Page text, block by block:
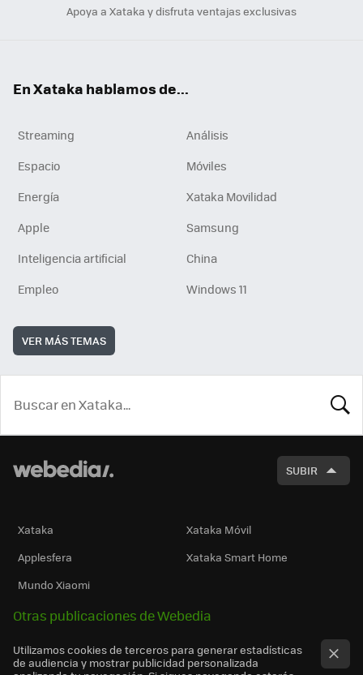
Apoya a Xataka y disfruta ventajas exclusivas
En Xataka hablamos de...
Streaming
Análisis
Espacio
Móviles
Energía
Xataka Movilidad
Apple
Samsung
Inteligencia artificial
China
Empleo
Windows 11
VER MÁS TEMAS
SUBIR
Xataka
Xataka Móvil
Applesfera
Xataka Smart Home
Mundo Xiaomi
Otras publicaciones de Webedia
Utilizamos cookies de terceros para generar estadísticas
de audiencia y mostrar publicidad personalizada